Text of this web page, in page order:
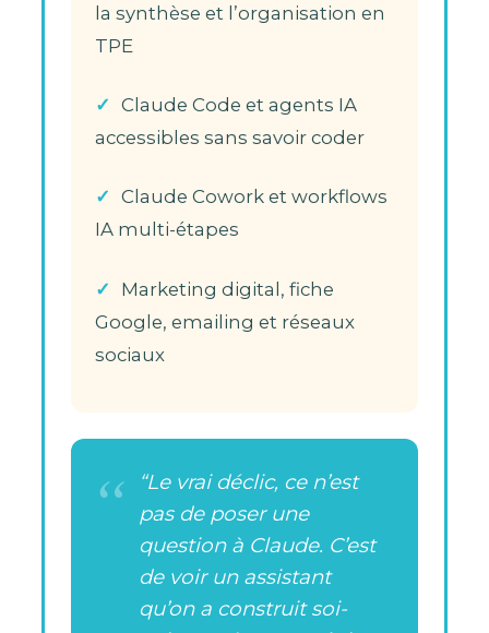
la synthèse et l’organisation en
TPE
Claude Code et agents IA
accessibles sans savoir coder
Claude Cowork et workflows
IA multi-étapes
Marketing digital, fiche
Google, emailing et réseaux
sociaux
“Le vrai déclic, ce n’est
pas de poser une
question à Claude. C’est
de voir un assistant
qu’on a construit soi-